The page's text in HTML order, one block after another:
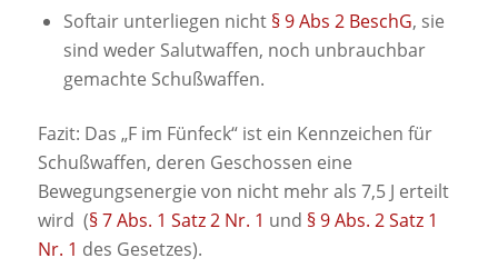
Softair unterliegen nicht § 9 Abs 2 BeschG, sie
sind weder Salutwaffen, noch unbrauchbar
gemachte Schußwaffen.
Fazit: Das „F im Fünfeck“ ist ein Kennzeichen für
Schußwaffen, deren Geschossen eine
Bewegungsenergie von nicht mehr als 7,5 J erteilt
wird (§ 7 Abs. 1 Satz 2 Nr. 1 und § 9 Abs. 2 Satz 1
Nr. 1 des Gesetzes).